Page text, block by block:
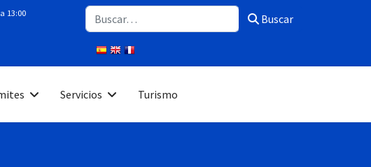
13:00 Buscar Buscar
Servicios Turismo